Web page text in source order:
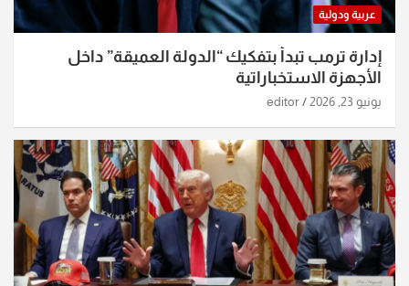
عربية ودولية
إدارة ترمب تبدأ بتفكيك “الدولة العميقة” داخل
الأجهزة الاستخباراتية
يونيو 23, 2026 editor